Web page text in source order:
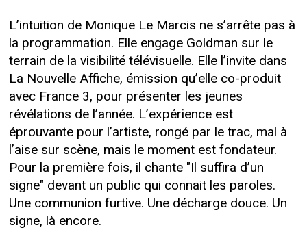
L’intuition de Monique Le Marcis ne s’arrête pas à
la programmation. Elle engage Goldman sur le
terrain de la visibilité télévisuelle. Elle l’invite dans
La Nouvelle Affiche, émission qu’elle co-produit
avec France 3, pour présenter les jeunes
révélations de l’année. L’expérience est
éprouvante pour l’artiste, rongé par le trac, mal à
l’aise sur scène, mais le moment est fondateur.
Pour la première fois, il chante "Il suffira d’un
signe" devant un public qui connait les paroles.
Une communion furtive. Une décharge douce. Un
signe, là encore.